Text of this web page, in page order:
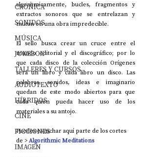
CRÓNICA
SONIDOS
MÚSICA
JUKEBOX
TALLERES Y CURSOS
AUDIOTEXTO
HÍBRIDOS
CINE
FICCIONES
IMAGEN
algorítmicamente, bucles, fragmentos y
extractos sonoros que se entrelazan y
mutan en una obra impredecible.
El sello busca crear un cruce entre el
mundo editorial y el discográfico; por lo
que cada disco de la colección Orígenes
será un libro y cada libro un disco. Las
palabras, sonidos, ideas e imaginario
quedan de este modo abiertos para que
cada quien pueda hacer uso de los
materiales a su antojo.
Puedes escuchar aquí parte de los cortes
de >Algorithmic Meditations